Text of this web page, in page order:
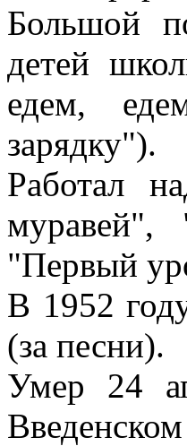
Большой
детей
едем,
зарядку").
Работал
муравей",
"Первый
В 1952
(за песни).
Умер 24